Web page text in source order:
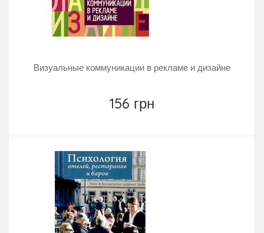
Визуальные коммуникации в рекламе и дизайне
156 грн